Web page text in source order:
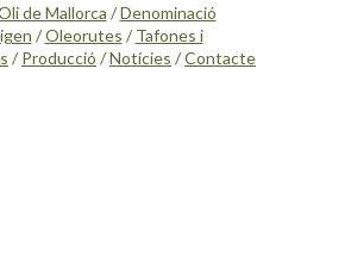
de Mallorca /Denominació
/Oleorutes / Tafones i
/ Producció /Notícies /Contacte